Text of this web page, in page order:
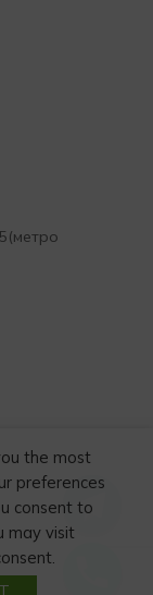
(метро
the most
preferences
consent to
may visit